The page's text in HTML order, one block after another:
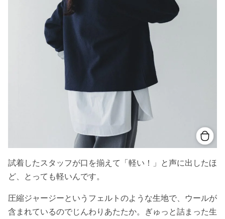
試着したスタッフが口を揃えて「軽い！」と声に出したほ
ど、とっても軽いんです。
圧縮ジャージーというフェルトのような生地で、ウールが
含まれているのでじんわりあたたか。ぎゅっと詰まった生